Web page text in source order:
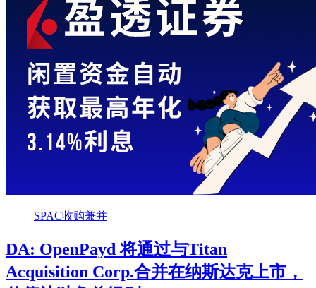
SPAC收购兼并
DA: OpenPayd 将通过与Titan
Acquisition Corp.合并在纳斯达克上市，